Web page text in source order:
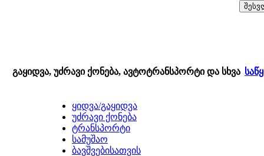
გაყიდვა, უძრავი ქონება, ავტოტრანსპორტი და სხვა
ყიდვა/გაყიდვა
უძრავი ქონება
ტრანსპორტი
სამუშაო
ბავშვებისათვის